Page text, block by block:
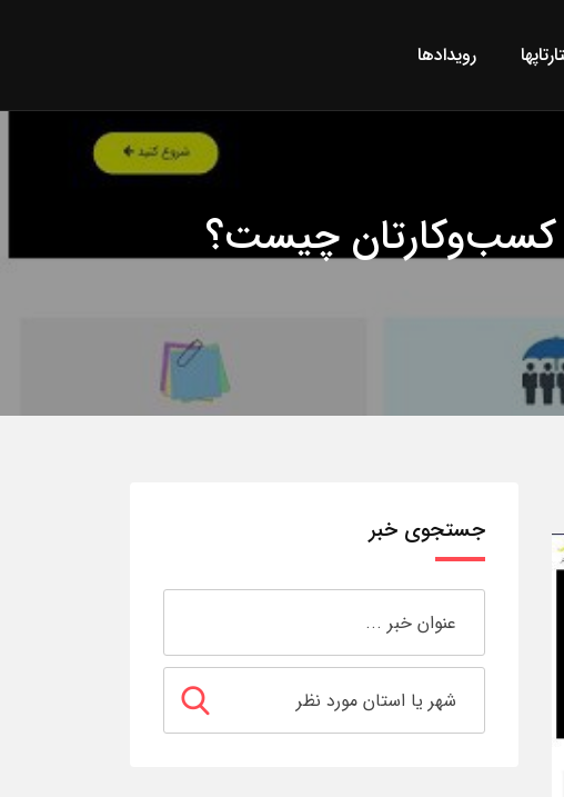
رویدادها
کسب‌و‌کارتان چیست؟
جستجوی خبر